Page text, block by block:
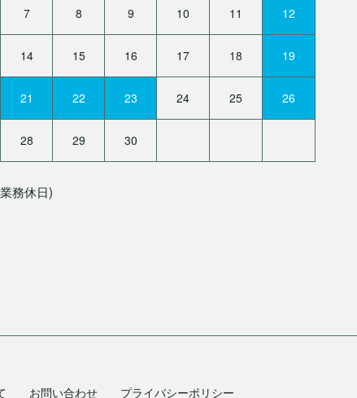
7 8 9 10 11 12
14 15 16 17 18 19
21 22 23 24 25 26
28 29 30
務休日)
お問い合わせ プライバシーポリシー